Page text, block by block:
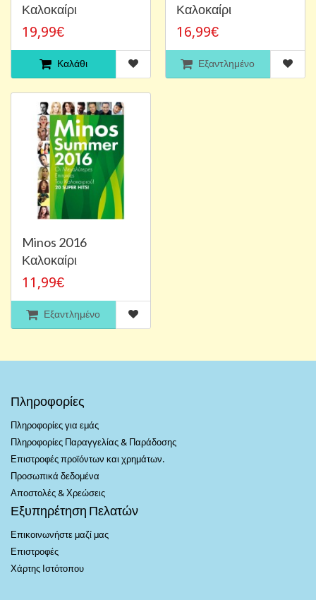
Καλοκαίρι
19,99€
Καλάθι
Καλοκαίρι
16,99€
Εξαντλημένο
Minos 2016
Καλοκαίρι
11,99€
Εξαντλημένο
Πληροφορίες
Πληροφορίες για εμάς
Πληροφορίες Παραγγελίας & Παράδοσης
Επιστροφές προϊόντων και χρημάτων.
Προσωπικά δεδομένα
Αποστολές & Χρεώσεις
Εξυπηρέτηση Πελατών
Επικοινωνήστε μαζί μας
Επιστροφές
Χάρτης Ιστότοπου